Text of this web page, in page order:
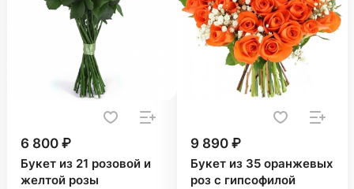
6 800 ₽
Букет из 21 розовой и
желтой розы
9 890 ₽
Букет из 35 оранжевых
роз с гипсофилой